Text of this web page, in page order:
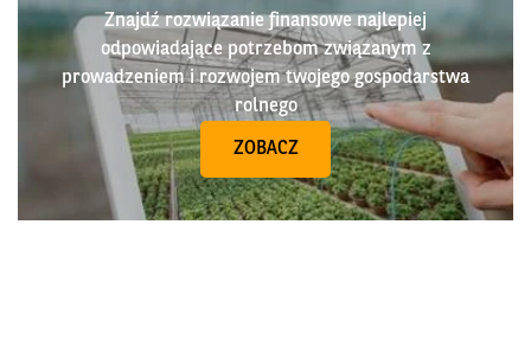
Znajdź rozwiązanie finansowe najlepiej
odpowiadające potrzebom związanym z
prowadzeniem i rozwojem twojego gospodarstwa
rolnego
ZOBACZ